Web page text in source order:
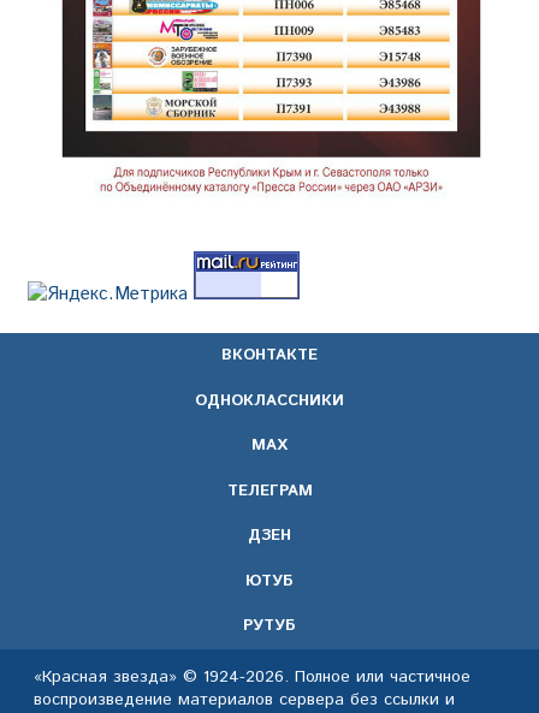
ВКОНТАКТЕ
ОДНОКЛАССНИКИ
МАХ
ТЕЛЕГРАМ
ДЗЕН
ЮТУБ
РУТУБ
«Красная звезда» © 1924-2026. Полное или частичное
воспроизведение материалов сервера без ссылки и